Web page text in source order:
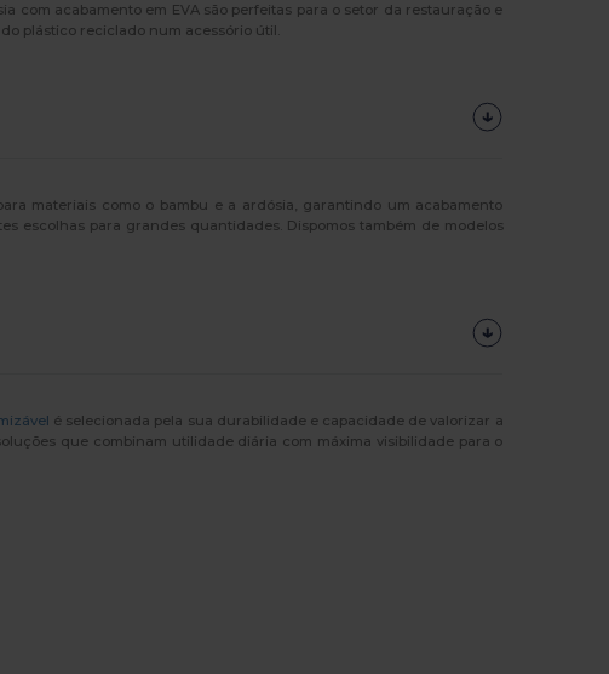
com acabamento em EVA são perfeitas para o setor da restauração e
plástico reciclado num acessório útil.
materiais como o bambu e a ardósia, garantindo um acabamento
escolhas para grandes quantidades. Dispomos também de modelos
é selecionada pela sua durabilidade e capacidade de valorizar a
que combinam utilidade diária com máxima visibilidade para o